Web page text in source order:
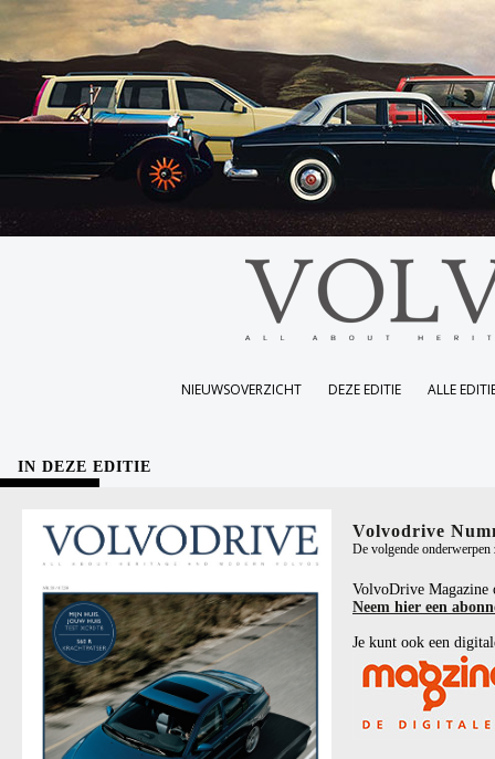
NIEUWSOVERZICHT DEZE EDITIE ALLE
IN DEZE EDITIE
Volvodrive
De volgende onderwerpen
VolvoDrive Magazine
Neem hier een
Je kunt ook een